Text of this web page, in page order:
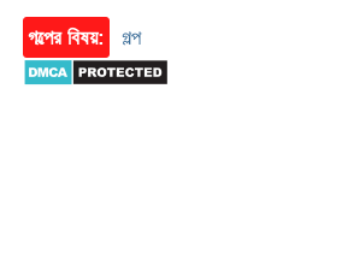
গল্পের বিষয়: গল্প